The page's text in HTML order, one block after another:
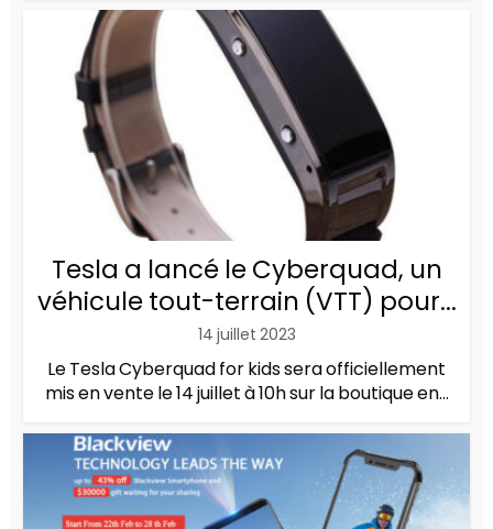
Tesla a lancé le Cyberquad, un
véhicule tout-terrain (VTT) pour...
14 juillet 2023
Le Tesla Cyberquad for kids sera officiellement
mis en vente le 14 juillet à 10h sur la boutique en...